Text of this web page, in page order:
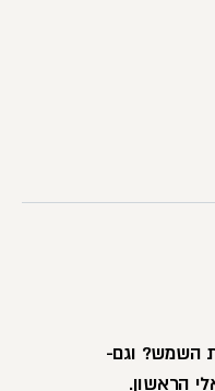
השמש? וגם-
הראשון.